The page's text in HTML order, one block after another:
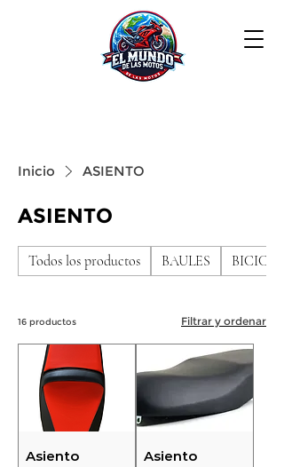
Inicio ASIENTO
ASIENTO
Todos los productos BAULES
16 productos Filtrar y ordenar
Asiento
Asiento